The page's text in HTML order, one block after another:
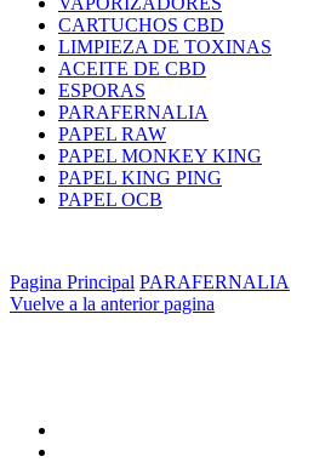
CARTUCHOS CBD
LIMPIEZA DE TOXINAS
ACEITE DE CBD
ESPORAS
PARAFERNALIA
PAPEL RAW
PAPEL MONKEY KING
PAPEL KING PING
PAPEL OCB
Pagina Principal PARAFERNALIA
Vuelve a la anterior pagina